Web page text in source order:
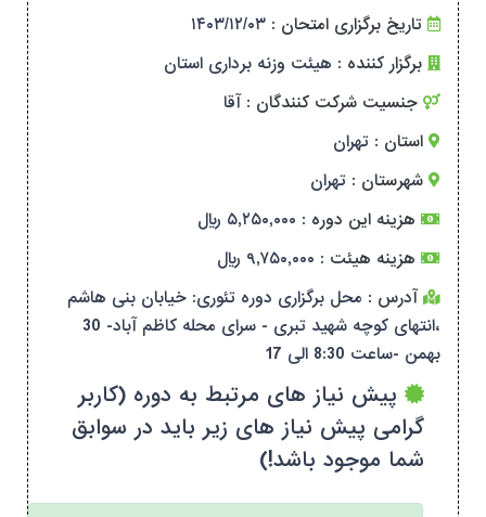
تاریخ برگزاری امتحان : ۱۴۰۳/۱۲/۰۳
برگزار کننده : هیئت وزنه برداری استان
جنسیت شرکت کنندگان : آقا
استان : تهران
شهرستان : تهران
هزینه این دوره : ۵,۲۵۰,۰۰۰ ریال
هزینه هیئت : ۹,۷۵۰,۰۰۰ ریال
آدرس : محل برگزاری دوره تئوری: خیابان بنی هاشم
،انتهای کوچه شهید تبری - سرای محله کاظم آباد- 30
بهمن -ساعت 8:30 الی 17
پیش نیاز های مرتبط به دوره (کاربر
گرامی پیش نیاز های زیر باید در سوابق
شما موجود باشد!)